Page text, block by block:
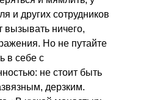
и других сотрудников
вызывать ничего,
Но не путайте
в себе с
не стоит быть
дерзким.